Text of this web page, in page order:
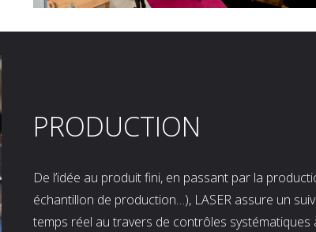
PRODUCTION
De l’idée au produit fini, en passant par la
échantillon de production…), LASER assure un
temps réel au travers de contrôles systématiques